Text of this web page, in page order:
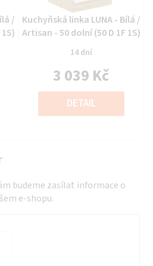
/
Průměrné
hodnocení
produktu
je
0,0
z
5
Kuchyňská linka LUNA - Bílá /
Artisan - 50 dolní (50 D 1F 1S)
14 dní
3 039 Kč
Měrná
cena:
DETAIL
budeme zasílat informace o
e-shopu.